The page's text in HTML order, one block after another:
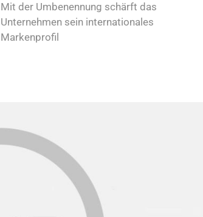
Mit der Umbenennung schärft das
Unternehmen sein internationales
Markenprofil